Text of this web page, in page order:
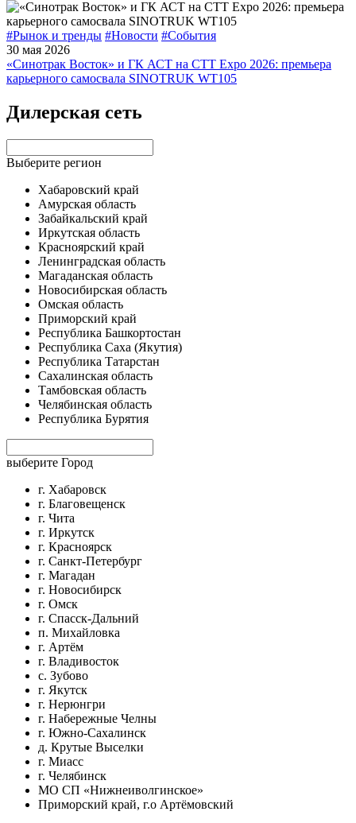
#Рынок и тренды #Новости #События
30 мая 2026
«Синотрак Восток» и ГК АСТ на СТТ Expo 2026: премьера
карьерного самосвала SINOTRUK WT105
Дилерская сеть
Выберите регион
Хабаровский край
Амурская область
Забайкальский край
Иркутская область
Красноярский край
Ленинградская область
Магаданская область
Новосибирская область
Омская область
Приморский край
Республика Башкортостан
Республика Саха (Якутия)
Республика Татарстан
Сахалинская область
Тамбовская область
Челябинская область
Республика Бурятия
выберите Город
г. Хабаровск
г. Благовещенск
г. Чита
г. Иркутск
г. Красноярск
г. Санкт-Петербург
г. Магадан
г. Новосибирск
г. Омск
г. Спасск-Дальний
п. Михайловка
г. Артём
г. Владивосток
с. Зубово
г. Якутск
г. Нерюнгри
г. Набережные Челны
г. Южно-Сахалинск
д. Крутые Выселки
г. Миасс
г. Челябинск
МО СП «Нижнеиволгинское»
Приморский край, г.о Артёмовский